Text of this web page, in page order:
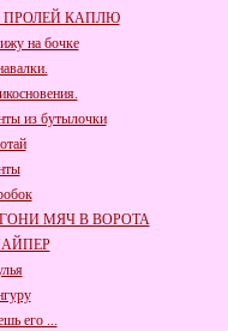
ПРОЛЕЙ КАПЛЮ
на бочке
из бутылочки
МЯЧ В ВОРОТА
его ...